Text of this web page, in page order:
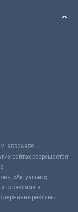
35506859
сайтах разрешается
«Актуально»,
реклама в
рекламы